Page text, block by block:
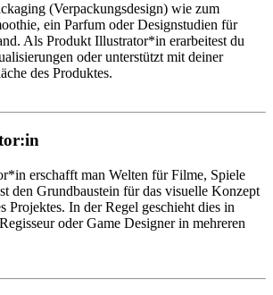
(Verpackungsdesign) wie zum
ein Parfum oder Designstudien für
Als Produkt Illustrator*in erarbeitest du
oder unterstützt mit deiner
des Produktes.
erschafft man Welten für Filme, Spiele
den Grundbaustein für das visuelle Konzept
Projektes. In der Regel geschieht dies in
oder Game Designer in mehreren